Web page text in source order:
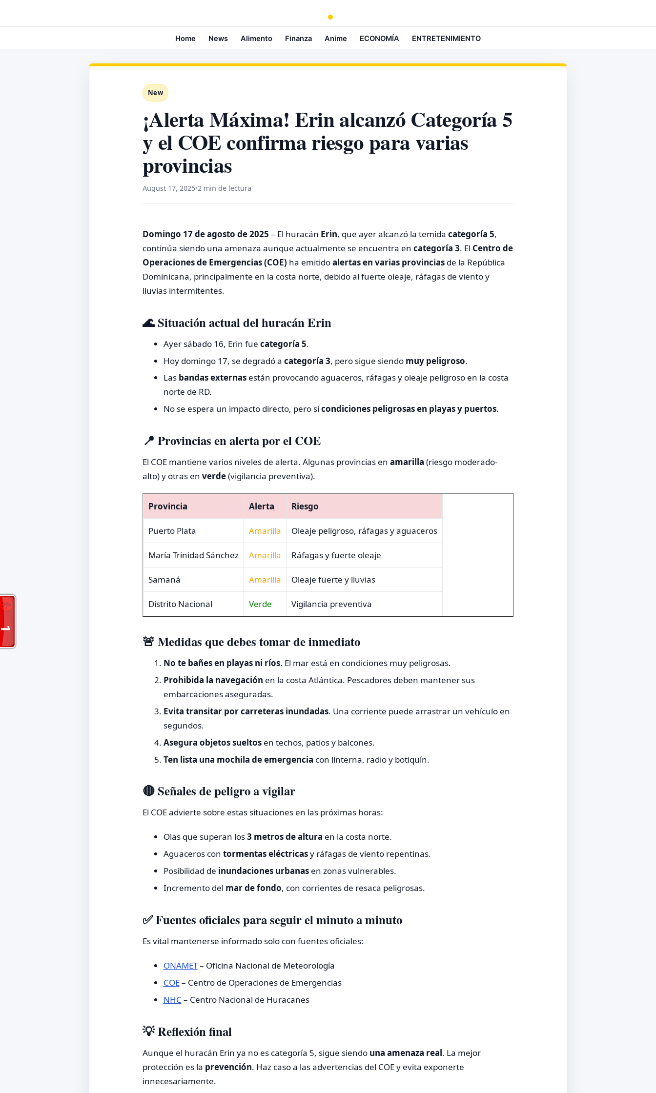
Home News Alimento Finanza Anime ECONOMÍA ENTRETENIMIENTO
New
¡Alerta Máxima! Erin alcanzó Categoría 5
y el COE confirma riesgo para varias
provincias
August 17, 2025•2 min de lectura
Domingo 17 de agosto de 2025 – El huracán Erin, que ayer alcanzó la temida categoría 5,
continúa siendo una amenaza aunque actualmente se encuentra en categoría 3. El Centro de
Operaciones de Emergencias (COE) ha emitidoalertas en varias provincias de la República
Dominicana, principalmente en la costa norte, debido al fuerte oleaje, ráfagas de viento y
lluvias intermitentes.
🌊 Situación actual del huracán Erin
Ayer sábado 16, Erin fue categoría 5.
Hoy domingo 17, se degradó a categoría 3, pero sigue siendo muy peligroso.
Las bandas externasestán provocando aguaceros, ráfagas y oleaje peligroso en la costa
norte de RD.
No se espera un impacto directo, pero sícondiciones peligrosas en playas y puertos.
📍 Provincias en alerta por el COE
El COE mantiene varios niveles de alerta. Algunas provincias en amarilla (riesgo moderado-
alto) y otras en verde(vigilancia preventiva).
Provincia Alerta Riesgo
Puerto Plata Amarilla Oleaje peligroso, ráfagas y aguaceros
María Trinidad Sánchez Amarilla Ráfagas y fuerte oleaje
Samaná Amarilla Oleaje fuerte y lluvias
Distrito Nacional Verde Vigilancia preventiva
🚨 Medidas que debes tomar de inmediato
No te bañes en playas ni ríos. El mar está en condiciones muy peligrosas.
Prohibida la navegación en la costa Atlántica. Pescadores deben mantener sus
embarcaciones aseguradas.
Evita transitar por carreteras inundadas. Una corriente puede arrastrar un vehículo en
segundos.
Asegura objetos sueltosen techos, patios y balcones.
Ten lista una mochila de emergencia con linterna, radio y botiquín.
🔴 Señales de peligro a vigilar
El COE advierte sobre estas situaciones en las próximas horas:
Olas que superan los3 metros de altura en la costa norte.
Aguaceros con tormentas eléctricasy ráfagas de viento repentinas.
Posibilidad de inundaciones urbanasen zonas vulnerables.
Incremento del mar de fondo, con corrientes de resaca peligrosas.
✅ Fuentes oficiales para seguir el minuto a minuto
Es vital mantenerse informado solo con fuentes oficiales:
ONAMET– Oficina Nacional de Meteorología
COE– Centro de Operaciones de Emergencias
NHC – Centro Nacional de Huracanes
💡 Reflexión final
Aunque el huracán Erin ya no es categoría 5, sigue siendo una amenaza real. La mejor
protección es la prevención. Haz caso a las advertencias del COE y evita exponerte
innecesariamente.